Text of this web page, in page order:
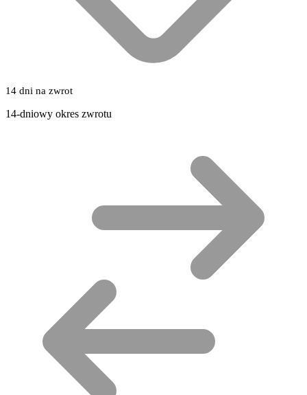
14 dni na zwrot
14-dniowy okres zwrotu